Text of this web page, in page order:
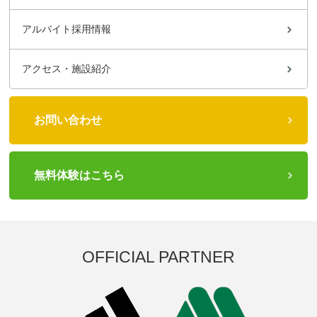
アルバイト採用情報
アクセス・施設紹介
お問い合わせ
無料体験はこちら
OFFICIAL PARTNER